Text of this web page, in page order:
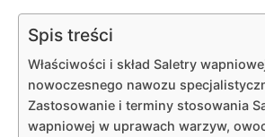
Spis treści
Właściwości i skład Saletry
nowoczesnego nawozu
Zastosowanie i terminy stosowania
wapniowej w uprawach warzyw,